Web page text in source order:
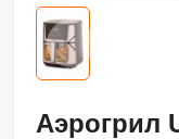
Аэрогрил